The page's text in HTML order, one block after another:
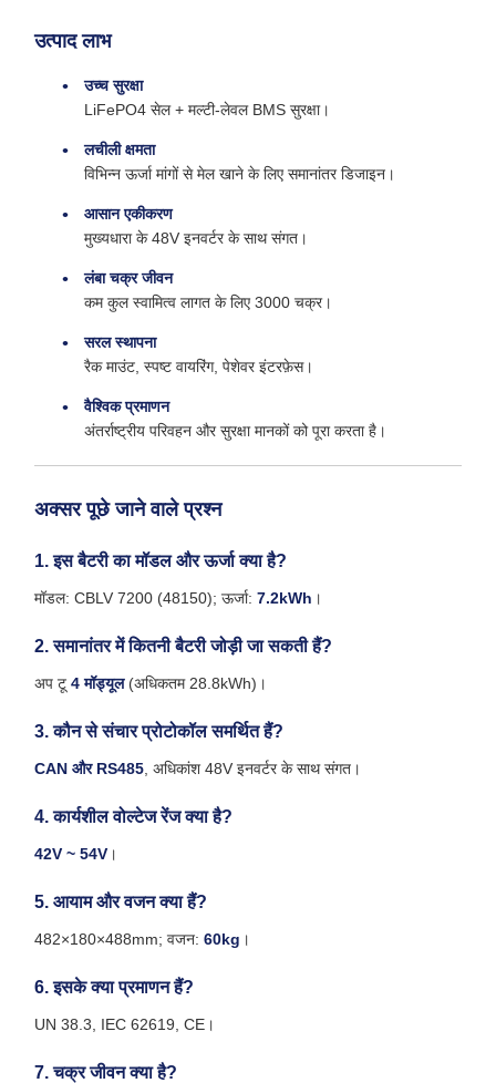
उत्पाद लाभ
उच्च सुरक्षा
LiFePO4 सेल + मल्टी-लेवल BMS सुरक्षा।
लचीली क्षमता
विभिन्न ऊर्जा मांगों से मेल खाने के लिए समानांतर डिजाइन।
आसान एकीकरण
मुख्यधारा के 48V इनवर्टर के साथ संगत।
लंबा चक्र जीवन
कम कुल स्वामित्व लागत के लिए 3000 चक्र।
सरल स्थापना
रैक माउंट, स्पष्ट वायरिंग, पेशेवर इंटरफ़ेस।
वैश्विक प्रमाणन
अंतर्राष्ट्रीय परिवहन और सुरक्षा मानकों को पूरा करता है।
अक्सर पूछे जाने वाले प्रश्न
1. इस बैटरी का मॉडल और ऊर्जा क्या है?
मॉडल: CBLV 7200 (48150); ऊर्जा: 7.2kWh ।
2. समानांतर में कितनी बैटरी जोड़ी जा सकती हैं?
अप टू 4 मॉड्यूल(अधिकतम 28.8kWh)।
3. कौन से संचार प्रोटोकॉल समर्थित हैं?
CAN और RS485 , अधिकांश 48V इनवर्टर के साथ संगत।
4. कार्यशील वोल्टेज रेंज क्या है?
42V ~ 54V ।
5. आयाम और वजन क्या हैं?
482×180×488mm; वजन: 60kg ।
6. इसके क्या प्रमाणन हैं?
UN 38.3, IEC 62619, CE।
7. चक्र जीवन क्या है?